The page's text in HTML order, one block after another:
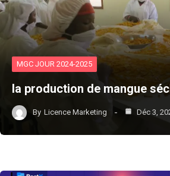
MGC JOUR 2024-2025
la production de mangue
By Licence Marketing Déc 3,